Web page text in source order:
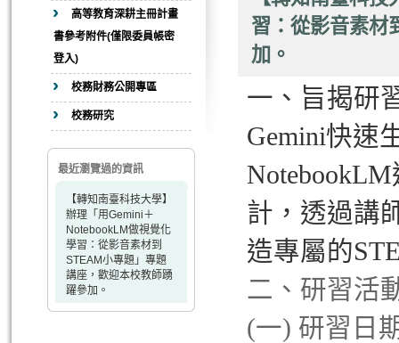
高等教育深耕主冊計畫
書參考附件(僅限委員帳密
登入)
校務財務公開專區
校務研究
最近瀏覽過的資訊
【轉知南臺科技大學】
辦理「用Gemini＋
NotebookLM做視覺化
學習：從影音素材到
STEAM小專題」專題
講座，歡迎本校教師踴
躍參加。
習：從影音素材
加。
一、旨揭研
Gemini快速
計，透過講
造專屬的
二、研習活
(一) 研習日